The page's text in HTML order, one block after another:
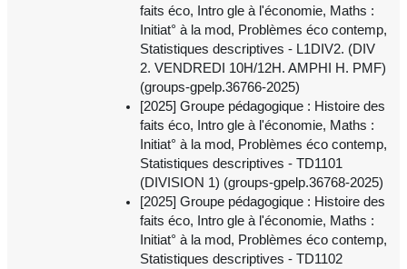
faits éco, Intro gle à l'économie, Maths :
Initiat° à la mod, Problèmes éco contemp,
Statistiques descriptives - L1DIV2. (DIV
2. VENDREDI 10H/12H. AMPHI H. PMF)
(groups-gpelp.36766-2025)
[2025] Groupe pédagogique : Histoire des
faits éco, Intro gle à l'économie, Maths :
Initiat° à la mod, Problèmes éco contemp,
Statistiques descriptives - TD1101
(DIVISION 1) (groups-gpelp.36768-2025)
[2025] Groupe pédagogique : Histoire des
faits éco, Intro gle à l'économie, Maths :
Initiat° à la mod, Problèmes éco contemp,
Statistiques descriptives - TD1102